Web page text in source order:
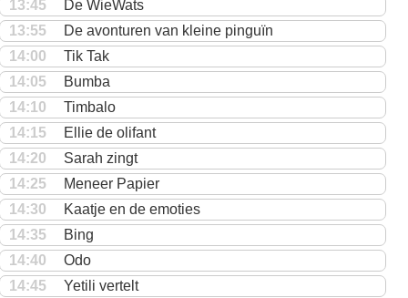
13:45
De WieWats
13:55
De avonturen van kleine pinguïn
14:00
Tik Tak
14:05
Bumba
14:10
Timbalo
14:15
Ellie de olifant
14:20
Sarah zingt
14:25
Meneer Papier
14:30
Kaatje en de emoties
14:35
Bing
14:40
Odo
14:45
Yetili vertelt